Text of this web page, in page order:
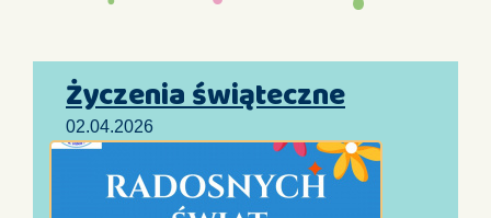
Życzenia świąteczne
02.04.2026